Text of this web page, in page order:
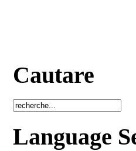
Cautare
Language